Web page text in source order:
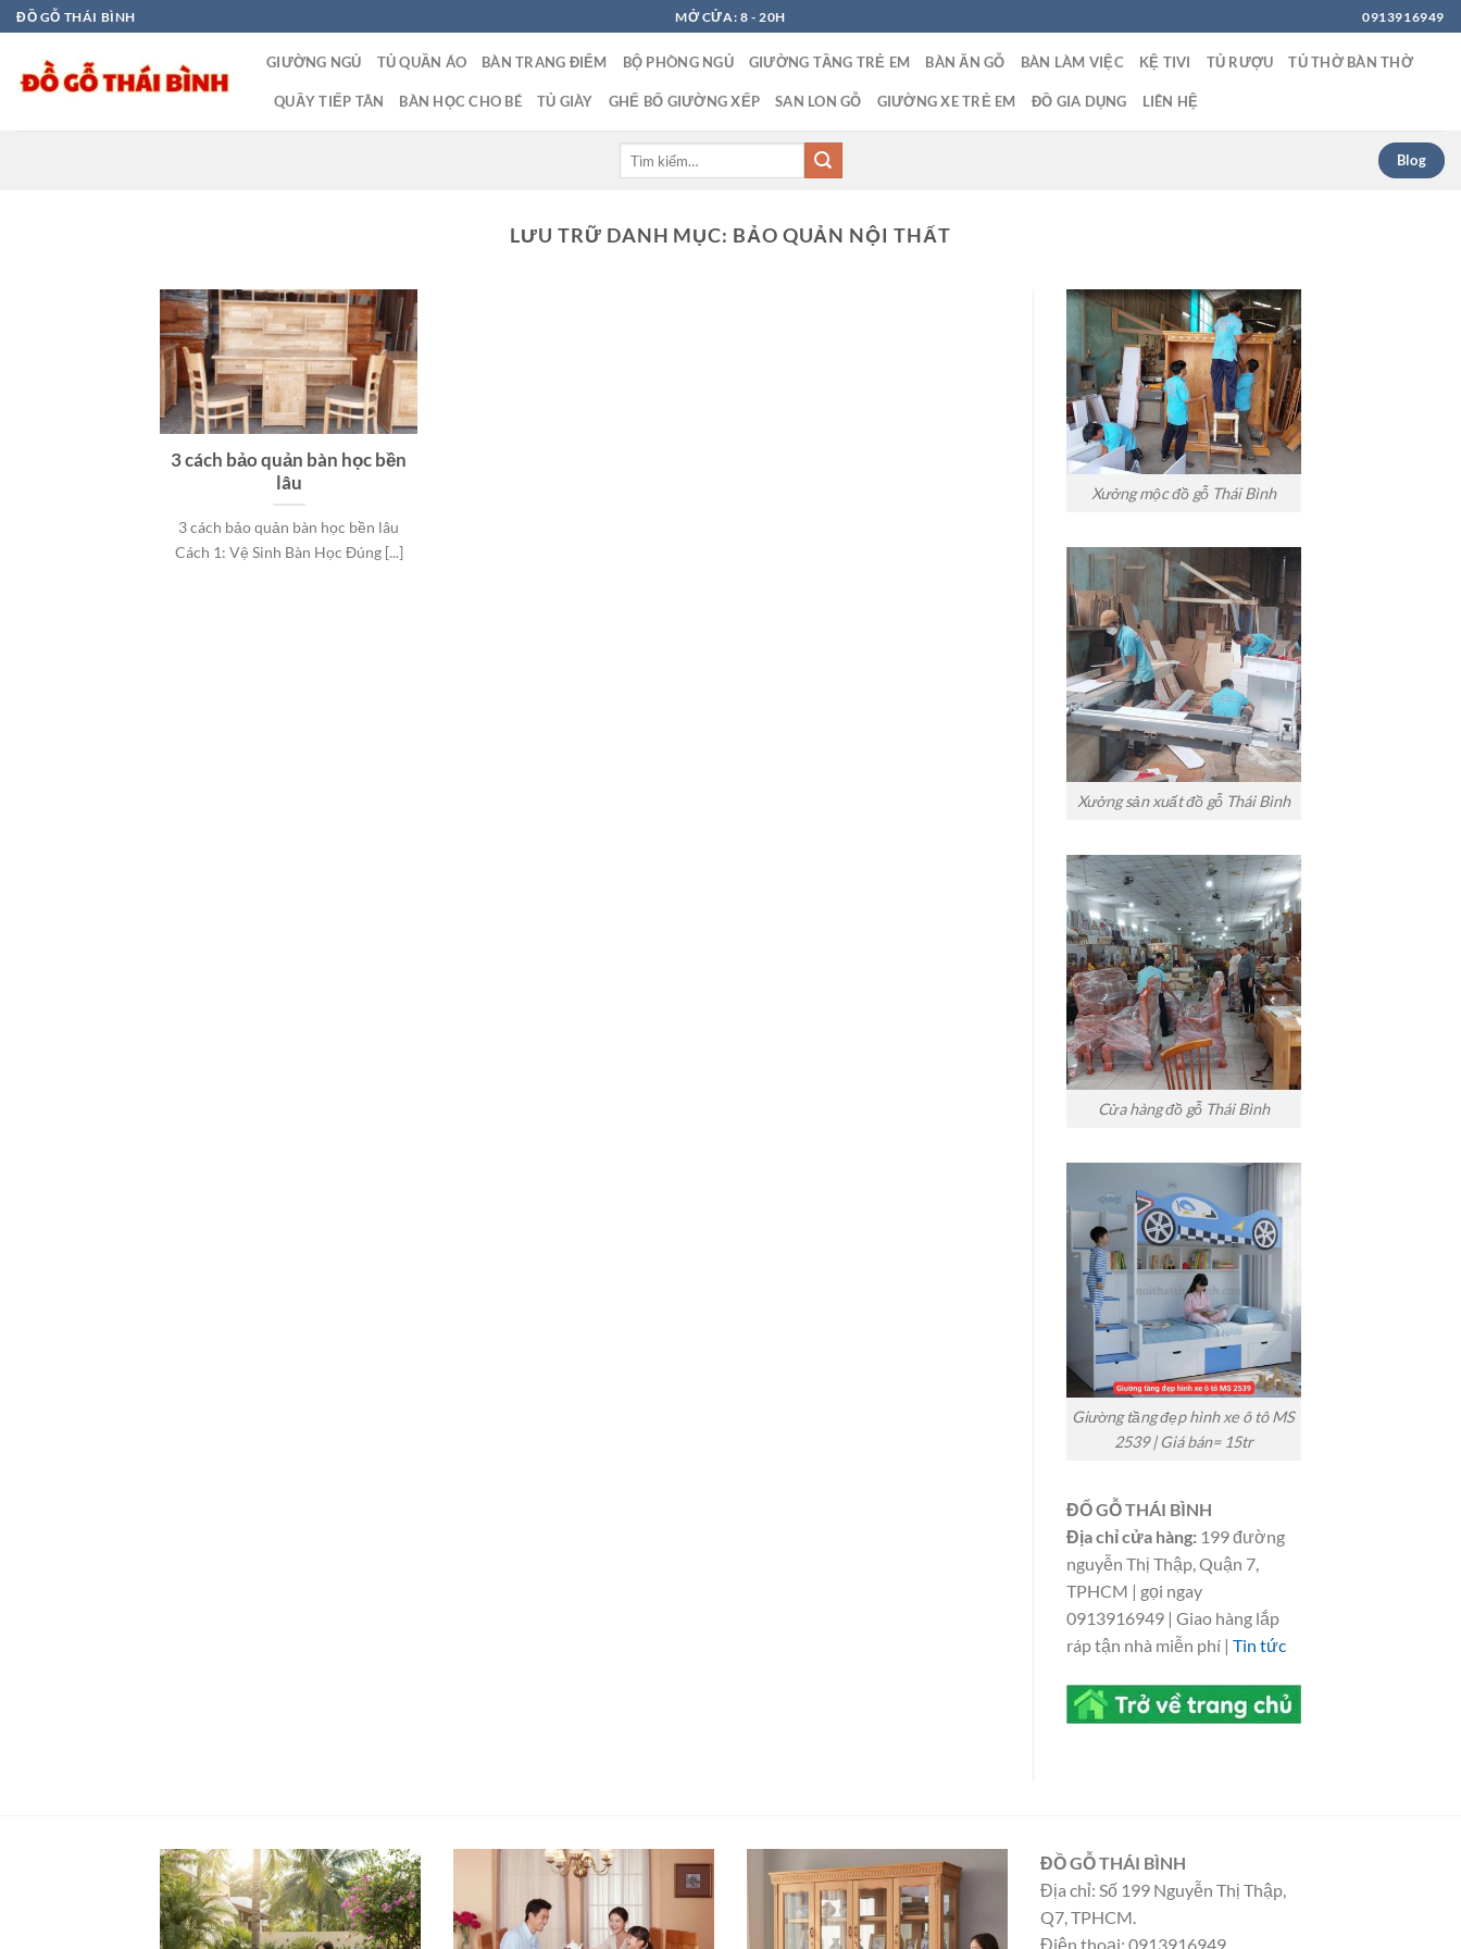
Bỏ
qua
dung
ĐỒ GỖ THÁI BÌNH MỞ CỬA: 8 - 20H 0913916949
GIƯỜNG NGỦ TỦ QUẦN ÁO BÀN TRANG ĐIỂM BỘ PHÒNG NGỦ GIƯỜNG TẦNG TRẺ EM BÀN ĂN GỖ BÀN LÀM VIỆC KỆ TIVI TỦ RƯỢU TỦ THỜ BÀN THỜ
QUẦY TIẾP TÂN BÀN HỌC CHO BÉ TỦ GIÀY GHẾ BỐ GIƯỜNG XẾP SAN LON GỖ GIƯỜNG XE TRẺ EM ĐỒ GIA DỤNG LIÊN HỆ
Blog
LƯU TRỮ DANH MỤC: BẢO QUẢN NỘI THẤT
3 cách bảo quản bàn học bền
lâu
3 cách bảo quản bàn học bền lâu
Cách 1: Vệ Sinh Bàn Học Đúng [...]
Xưởng mộc đồ gỗ Thái Bình
Xưởng sản xuất đồ gỗ Thái Bình
Cửa hàng đồ gỗ Thái Bình
Giường tầng đẹp hình xe ô tô MS
2539 | Giá bán= 15tr
ĐỔ GỖ THÁI BÌNH
Địa chỉ cửa hàng:199 đường
nguyễn Thị Thập, Quận 7,
TPHCM | gọi ngay
0913916949 | Giao hàng lắp
ráp tận nhà miễn phí | Tin tức
ĐỒ GỖ THÁI BÌNH
Địa chỉ: Số 199 Nguyễn Thị Thập,
Q7, TPHCM.
Điện thoại: 0913916949